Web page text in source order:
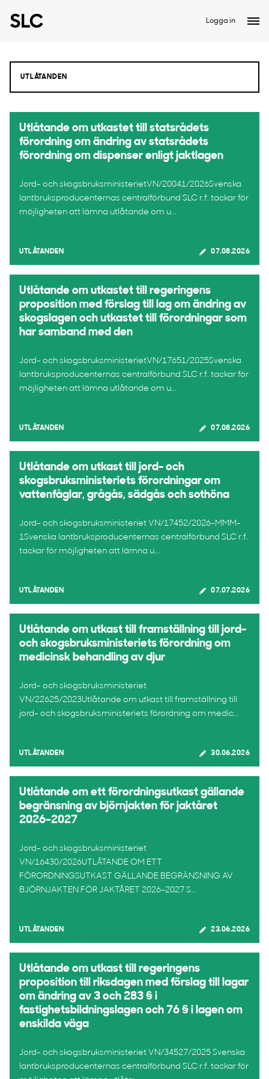
Logga in
Utlåtande om utkastet till statsrådets
förordning om ändring av statsrådets
förordning om dispenser enligt jaktlagen
Jord- och skogsbruksministerietVN/20041/2026Svenska
lantbruksproducenternas centralförbund SLC r.f. tackar för
möjligheten att lämna utlåtande om u...
UTLÅTANDEN 07.08.2026
Utlåtande om utkastet till regeringens
proposition med förslag till lag om ändring av
skogslagen och utkastet till förordningar som
har samband med den
Jord- och skogsbruksministerietVN/17651/2025Svenska
lantbruksproducenternas centralförbund SLC r.f. tackar för
möjligheten att lämna utlåtande om u...
UTLÅTANDEN 07.08.2026
Utlåtande om utkast till jord- och
skogsbruksministeriets förordningar om
vattenfåglar, grågås, sädgås och sothöna
Jord- och skogsbruksministeriet VN/17452/2026-MMM-
1Svenska lantbruksproducenternas centralförbund SLC r.f.
tackar för möjligheten att lämna u...
UTLÅTANDEN 07.07.2026
Utlåtande om utkast till framställning till jord-
och skogsbruksministeriets förordning om
medicinsk behandling av djur
Jord- och skogsbruksministeriet
VN/22625/2023Utlåtande om utkast till framställning till
jord- och skogsbruksministeriets förordning om medic...
UTLÅTANDEN 30.06.2026
Utlåtande om ett förordningsutkast gällande
begränsning av björnjakten för jaktåret
2026–2027
Jord- och skogsbruksministeriet
VN/16430/2026UTLÅTANDE OM ETT
FÖRORDNINGSUTKAST GÄLLANDE BEGRÄNSNING AV
BJÖRNJAKTEN FÖR JAKTÅRET 2026–2027 S...
UTLÅTANDEN 23.06.2026
Utlåtande om utkast till regeringens
proposition till riksdagen med förslag till lagar
om ändring av 3 och 283 § i
fastighetsbildningslagen och 76 § i lagen om
enskilda väga
Jord- och skogsbruksministeriet VN/34527/2025 Svenska
lantbruksproducenternas centralförbund SLC r.f. tackar för